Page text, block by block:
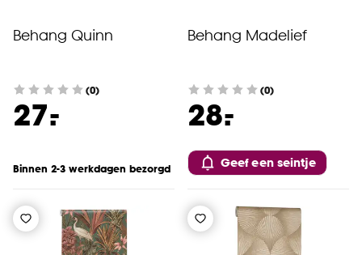
Behang Quinn
(0)
27.
-
Binnen 2-3 werkdagen bezorgd
Behang Madelief
(0)
28.
-
Geef een seintje